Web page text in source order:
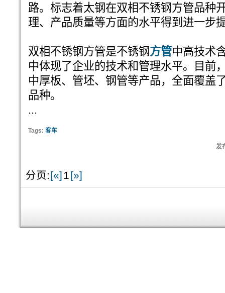
路。标志着太钢在双相不锈钢方管品种
理、产品质量等方面的水平得到进一步
双相不锈钢方管是不锈钢方管中高技术
中体现了企业的技术和管理水平。目前
中厚板、管坯、钢管等产品，全面覆盖
品种。
...
Tags: 客车
发
分页:[«]1[»]